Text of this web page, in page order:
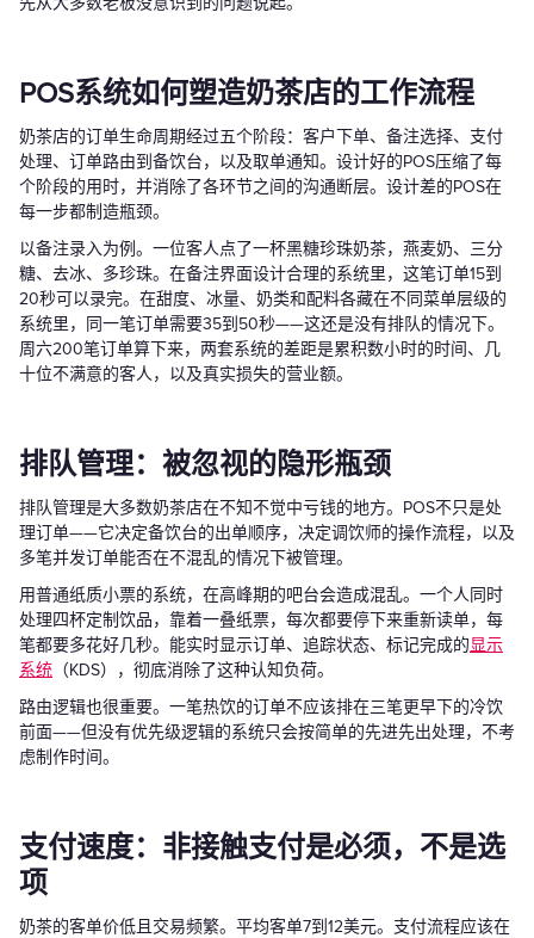
POS系统如何塑造奶茶店的工作流程
奶茶店的订单生命周期经过五个阶段：客户下单、备注选择、支付
处理、订单路由到备饮台，以及取单通知。设计好的POS压缩了每
个阶段的用时，并消除了各环节之间的沟通断层。设计差的POS在
每一步都制造瓶颈。
以备注录入为例。一位客人点了一杯黑糖珍珠奶茶，燕麦奶、三分
糖、去冰、多珍珠。在备注界面设计合理的系统里，这笔订单15到
20秒可以录完。在甜度、冰量、奶类和配料各藏在不同菜单层级的
系统里，同一笔订单需要35到50秒——这还是没有排队的情况下。
周六200笔订单算下来，两套系统的差距是累积数小时的时间、几
十位不满意的客人，以及真实损失的营业额。
排队管理：被忽视的隐形瓶颈
排队管理是大多数奶茶店在不知不觉中亏钱的地方。POS不只是处
理订单——它决定备饮台的出单顺序，决定调饮师的操作流程，以及
多笔并发订单能否在不混乱的情况下被管理。
用普通纸质小票的系统，在高峰期的吧台会造成混乱。一个人同时
处理四杯定制饮品，靠着一叠纸票，每次都要停下来重新读单，每
笔都要多花好几秒。能实时显示订单、追踪状态、标记完成的显示
系统 （KDS），彻底消除了这种认知负荷。
路由逻辑也很重要。一笔热饮的订单不应该排在三笔更早下的冷饮
前面——但没有优先级逻辑的系统只会按简单的先进先出处理，不考
虑制作时间。
支付速度：非接触支付是必须，不是选
项
奶茶的客单价低且交易频繁。平均客单7到12美元。支付流程应该在